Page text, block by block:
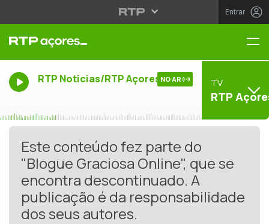
Entrar
RTP Noticias/RTP Açores NO AR TV
RTP
Este conteúdo fez parte do
"Blogue Graciosa Online", que se
encontra descontinuado. A
publicação é da responsabilidade
dos seus autores.